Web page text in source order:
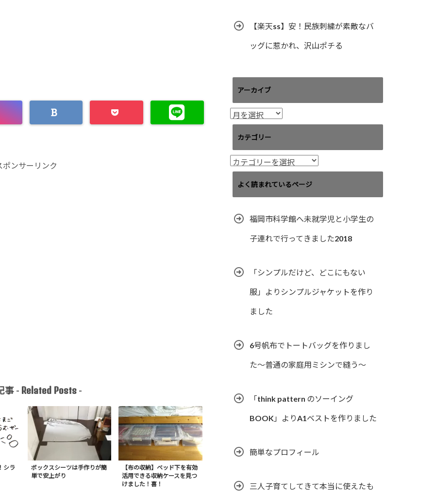
ポンサーリンク
事 - Related Posts-
シラ
ボックスシーツは手作りが簡
単で安上がり
【布の収納】ベッド下を有効
活用できる収納ケースを見つ
けました！喜！
【楽天ss】安！民族刺繍が素敵なバ
ッグに惹かれ、沢山ポチる
アーカイブ
ア
ー
イ
ブ
カテゴリー
カ
テ
リ
よく読まれているページ
福岡市科学館へ未就学児と小学生の
子連れで行ってきました2018
「シンプルだけど、どこにもない
服」よりシンプルジャケットを作り
ました
6号帆布でトートバッグを作りまし
た〜普通の家庭用ミシンで縫う〜
「think pattern のソーイング
BOOK」よりA1ベストを作りました
簡単なプロフィール
三人子育てしてきて本当に使えたも